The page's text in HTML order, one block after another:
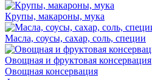
Крупы, макароны, мука
Масла, соусы, сахар, соль, специи
Овощная и фруктовая консервация
Овощная консервация